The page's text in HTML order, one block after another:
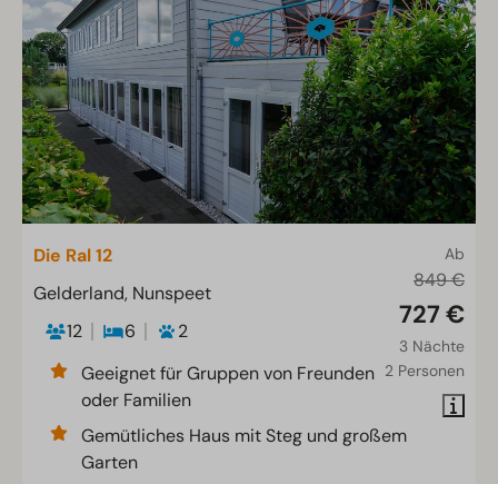
Ab
849 €
727 €
3 Nächte
2 Personen
Die Ral 12
Gelderland, Nunspeet
12
6
2
Geeignet für Gruppen von Freunden
oder Familien
Gemütliches Haus mit Steg und großem
Garten